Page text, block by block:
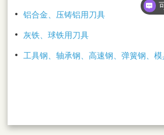
铝合金、压铸铝用刀具
灰铁、球铁用刀具
工具钢、轴承钢、高速钢、弹簧钢、